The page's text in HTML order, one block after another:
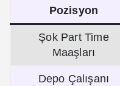
Pozisyon
Şok Part Time
Maaşları
Depo Çalışanı